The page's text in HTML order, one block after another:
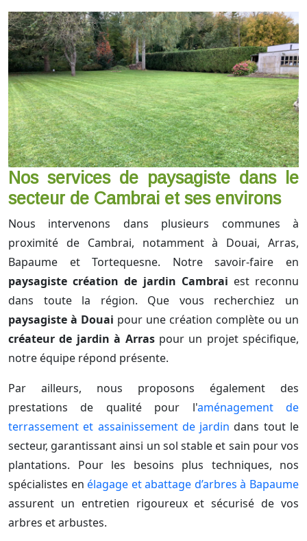
Nos services de paysagiste dans le
secteur de Cambrai et ses environs
Nous intervenons dans plusieurs communes à
proximité de Cambrai, notamment à Douai, Arras,
Bapaume et Tortequesne. Notre savoir-faire en
paysagiste création de jardin Cambrai est reconnu
dans toute la région. Que vous recherchiez un
paysagiste à Douai pour une création complète ou un
créateur de jardin à Arraspour un projet spécifique,
notre équipe répond présente.
Par ailleurs, nous proposons également des
prestations de qualité pour l'aménagement de
terrassement et assainissement de jardin dans tout le
secteur, garantissant ainsi un sol stable et sain pour vos
plantations. Pour les besoins plus techniques, nos
spécialistes enélagage et abattage d’arbres à Bapaume
assurent un entretien rigoureux et sécurisé de vos
arbres et arbustes.